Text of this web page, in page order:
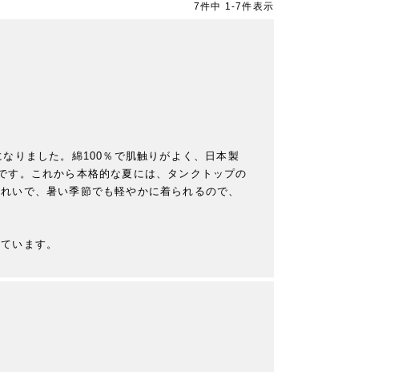
7件中 1-7件表示
りました。綿100％で肌触りがよく、日本製
す。これから本格的な夏には、タンクトップの
いで、暑い季節でも軽やかに着られるので、